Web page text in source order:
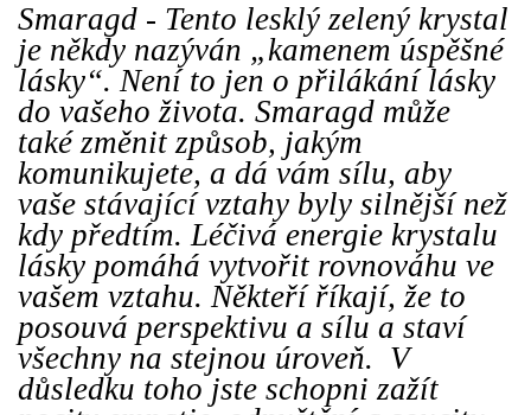
Smaragd - Tento lesklý zelený krystal
je někdy nazýván „kamenem úspěšné
lásky“. Není to jen o přilákání lásky
do vašeho života. Smaragd může
také změnit způsob, jakým
komunikujete, a dá vám sílu, aby
vaše stávající vztahy byly silnější než
kdy předtím. Léčivá energie krystalu
lásky pomáhá vytvořit rovnováhu ve
vašem vztahu. Někteří říkají, že to
posouvá perspektivu a sílu a staví
všechny na stejnou úroveň. V
důsledku toho jste schopni zažít